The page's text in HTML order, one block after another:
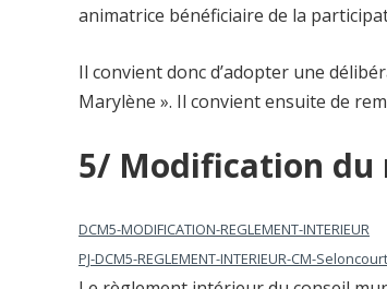
animatrice bénéficiaire de la
Il convient donc d’adopter une
Marylène ». Il convient ensuite de
5/ Modification
DCM5-MODIFICATION-REGLEMENT-INTERIEUR
PJ-DCM5-REGLEMENT-INTERIEUR-CM-